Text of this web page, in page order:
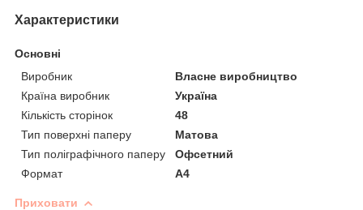
Характеристики
Основні
Виробник
Власне виробництво
Країна виробник
Україна
Кількість сторінок
48
Тип поверхні паперу
Матова
Тип поліграфічного паперу
Офсетний
Формат
A4
Приховати